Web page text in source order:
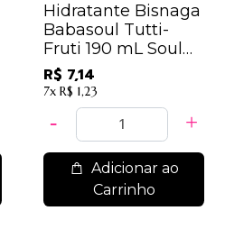
Hidratante Bisnaga
Babasoul Tutti-
Fruti 190 mL Soul
Cosméticos
R$ 7,14
7x R$ 1,23
Adicionar ao
Carrinho